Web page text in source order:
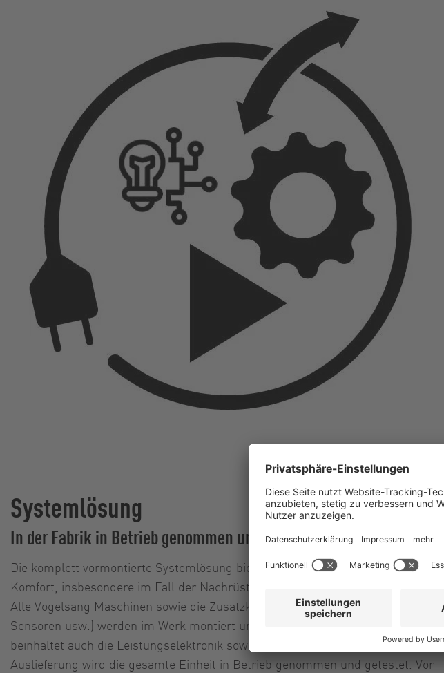
Systemlösung
In der Fabrik in Betrieb genommen und getestet
Die komplett vormontierte Systemlösung bietet maximale Sicherheit und
Komfort, insbesondere im Fall der Nachrüstung von Maschinen und Systemen.
Alle Vogelsang Maschinen sowie die Zusatzkomponenten (z. B. Armaturen und
Sensoren usw.) werden im Werk montiert und mit der Steuerung verbunden. Das
beinhaltet auch die Leistungselektronik sowie Sicherheitstechnik. Vor der
Auslieferung wird die gesamte Einheit in Betrieb genommen und getestet. Vor